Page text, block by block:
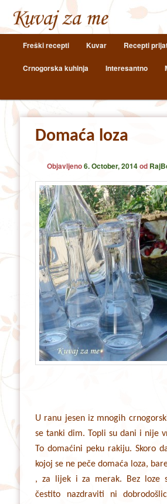
Skip
to
primary
Skip
to
secondary
Freški recepti Kuvar Recepti
Crnogorska kuhinja Interesantno
Domaća loza
Objavljeno6. October, 2014od
U ranu jesen iz mnogih
se tanki dim. Topli su dani i nije
To domaćini peku rakiju. Skoro
kojoj se ne peče domaća loza,
, za lijek i za merak. Bez loze
čestito nazdraviti ni